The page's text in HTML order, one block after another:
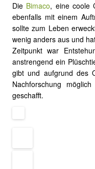
Die Bimaco, eine coole
ebenfalls mit einem
sollte zum Leben
wenig anders aus und
Zeitpunkt war
anstrengend ein
gibt und aufgrund des
Nachforschung
geschafft.